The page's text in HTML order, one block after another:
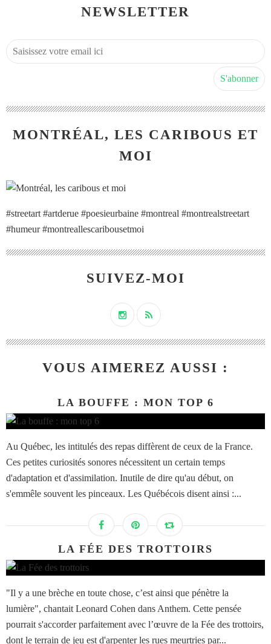
NEWSLETTER
MONTRÉAL, LES CARIBOUS ET
MOI
#streetart #artderue #poesieurbaine #montreal #montrealstreetart
#humeur #montreallescaribousetmoi
SUIVEZ-MOI
VOUS AIMEREZ AUSSI :
LA BOUFFE : MON TOP 6
Au Québec, les intitulés des repas diffèrent de ceux de la France.
Ces petites curiosités sonores nécessitent un certain temps
d'adaptation et d'assimilation. Inutile de dire qu'au début, on
s'emmêle souvent les pinceaux. Les Québécois disent ainsi :...
LA FÉE DES TROTTOIRS
"Il y a une brèche en toute chose, c’est ainsi que pénètre la
lumière", chantait Leonard Cohen dans Anthem. Cette pensée
pourrait s'accorder parfaitement avec l’œuvre de la Fée des trottoirs,
dont le terrain de jeu est d'arpenter les rues meurtries par...